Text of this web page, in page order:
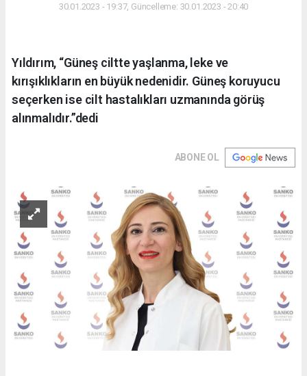
30.01.2023 - 19:37, Güncelleme: 30.01.2023 - 20:40
Yıldırım, “Güneş ciltte yaşlanma, leke ve
kırışıklıkların en büyük nedenidir. Güneş koruyucu
seçerken ise cilt hastalıkları uzmanında görüş
alınmalıdır.”dedi
ABONE OL